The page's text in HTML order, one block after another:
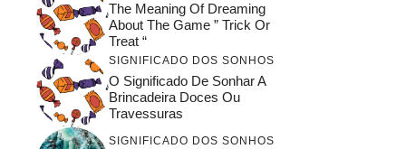
The Meaning Of Dreaming
About The Game ” Trick Or
Treat “
SIGNIFICADO DOS SONHOS
O Significado De Sonhar A
Brincadeira Doces Ou
Travessuras
SIGNIFICADO DOS SONHOS